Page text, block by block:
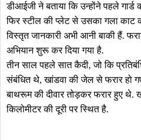
डीआईजी ने बताया कि उन्होंने पहले
फिर स्टील की प्लेट से उसका गला काट
विस्तृत जानकारी अभी आनी बाकी हैं.
अभियान शुरू कर दिया गया है.
तीन साल पहले सात कैदी, जो कि
संबंधित थे, खांडवा की जेल से फरार हो
बाथरूम की दीवार तोड़कर फरार हुए थे.
किलोमीटर की दूरी पर स्थित है.